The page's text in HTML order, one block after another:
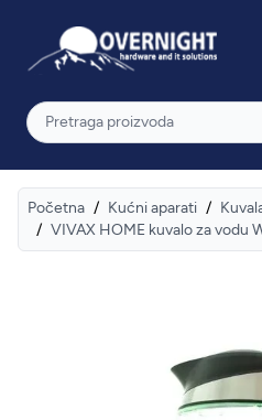
Overnight
Pretraga
Početna / Kućni aparati /
/ VIVAX HOME kuvalo za vodu